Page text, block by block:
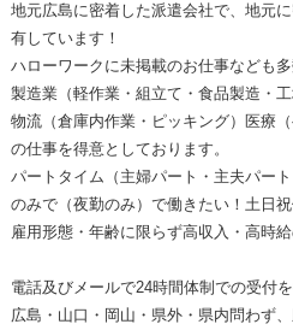
地元広島に密着した派遣会社で、地元
有しています！
ハローワークに未掲載のお仕事なども多
製造業（軽作業・組立て・食品製造・
物流（倉庫内作業・ピッキング）医療
の仕事を得意としております。
パートタイム（主婦パート・主夫パー
のみで（夜勤のみ）で働きたい！土日
雇用形態・年齢に限らず高収入・高時
電話及びメールで24時間体制での受付を
広島・山口・岡山・県外・県内問わず